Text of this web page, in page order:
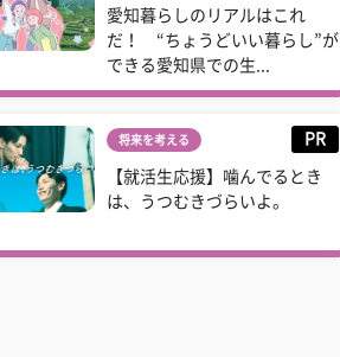
愛知暮らしのリアルはこれ
だ！ “ちょうどいい暮らし”が
できる愛知県での生...
将来を考える PR
【就活生応援】噛んでるとき
は、うつむきづらいよ。